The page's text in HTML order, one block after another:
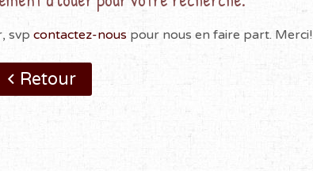
svp contactez-nouspour nous en faire part. Merci!
Retour